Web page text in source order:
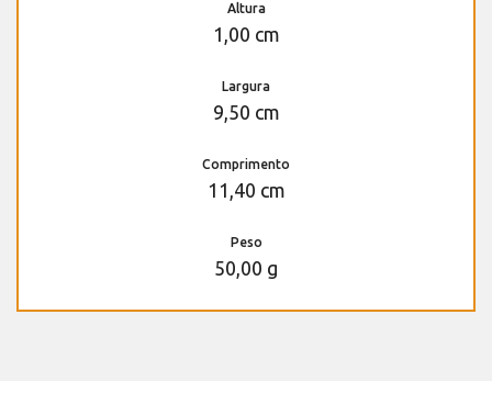
Altura
1,00 cm
Largura
9,50 cm
Comprimento
11,40 cm
Peso
50,00 g